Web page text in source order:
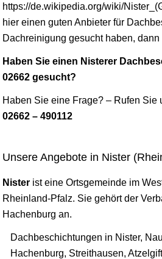
https://de.wikipedia.org/wiki/
hier einen guten Anbieter für
Dachreinigung gesucht haben,
Haben Sie einen Nisterer
02662 gesucht?
Haben Sie eine Frage? – Rufen Sie
02662 – 490112
Unsere Angebote in Nister
Nister ist eine Ortsgemeinde im
Rheinland-Pfalz. Sie gehört der
Hachenburg an.
Dachbeschichtungen in Nister,
Hachenburg, Streithausen,